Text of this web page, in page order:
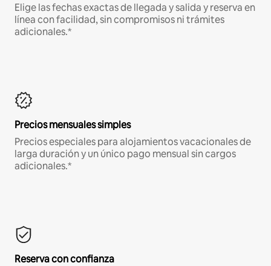
Elige las fechas exactas de llegada y salida y reserva en
línea con facilidad, sin compromisos ni trámites
adicionales.*
Precios mensuales simples
Precios especiales para alojamientos vacacionales de
larga duración y un único pago mensual sin cargos
adicionales.*
Reserva con confianza